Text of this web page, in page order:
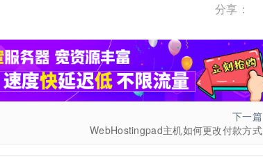
分享：
下一篇
WebHostingpad主机如何更改付款方式